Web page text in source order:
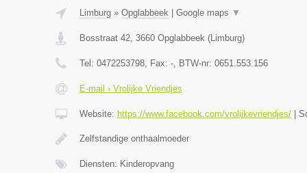
Limburg» Opglabbeek| Google maps ▼
Bosstraat 42, 3660 Opglabbeek(Limburg)
Tel: 0472253798, Fax: -, BTW-nr: 0651.553.156
E-mail › Vrolijke Vriendjes
Website: https://www.facebook.com/vrolijkevriendjes/|
Zelfstandige onthaalmoeder
Diensten: Kinderopvang